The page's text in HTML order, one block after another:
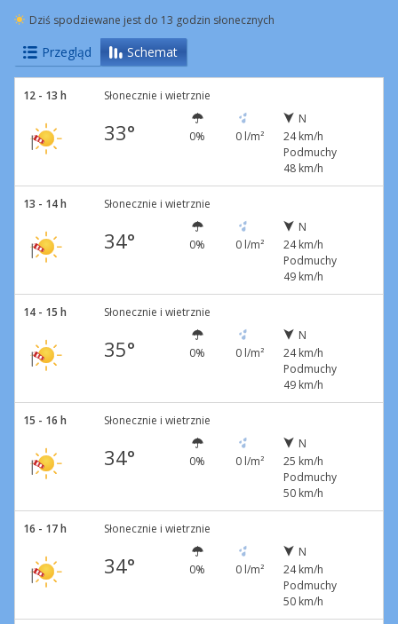
Dziś spodziewane jest do 13 godzin słonecznych
Przegląd Schemat
12 - 13 h Słonecznie i wietrznie
33° 0% 0 l/m²
N
24 km/h
Podmuchy
48 km/h
13 - 14 h Słonecznie i wietrznie
34° 0% 0 l/m²
N
24 km/h
Podmuchy
49 km/h
14 - 15 h Słonecznie i wietrznie
35° 0% 0 l/m²
N
24 km/h
Podmuchy
49 km/h
15 - 16 h Słonecznie i wietrznie
34° 0% 0 l/m²
N
25 km/h
Podmuchy
50 km/h
16 - 17 h Słonecznie i wietrznie
34° 0% 0 l/m²
N
24 km/h
Podmuchy
50 km/h